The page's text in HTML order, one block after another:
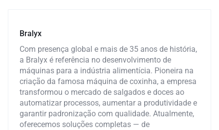
Bralyx
Com presença global e mais de 35 anos de história,
a Bralyx é referência no desenvolvimento de
máquinas para a indústria alimentícia. Pioneira na
criação da famosa máquina de coxinha, a empresa
transformou o mercado de salgados e doces ao
automatizar processos, aumentar a produtividade e
garantir padronização com qualidade. Atualmente,
oferecemos soluções completas — de